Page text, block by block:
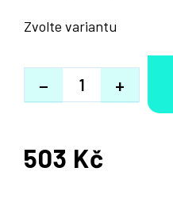
Zvolte variantu
+
−
503 Kč
Měrná